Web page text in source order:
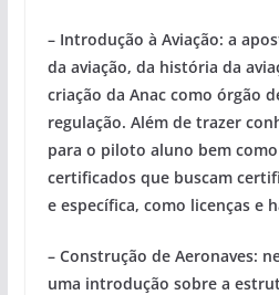
– Introdução à Aviação: a
da aviação, da história da
criação da Anac como órgão
regulação. Além de trazer
para o piloto aluno bem
certificados que buscam
e específica, como licenças e
– Construção de Aeronaves:
uma introdução sobre a